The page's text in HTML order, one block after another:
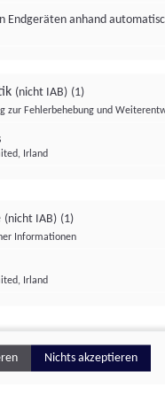
Endgeräten anhand
(nicht IAB) (1)
zur Fehlerbehebung und
Irland
(nicht IAB) (1)
Informationen
Irland
Nichts akzeptieren